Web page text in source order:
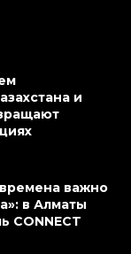
и
важно
в Алматы
CONNECT